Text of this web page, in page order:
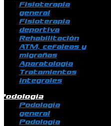
Fisioterapia
general
Fisioterapia
deportiva
Rehabilitación
ATM, cefaleas y
migrañas
Aparatología
Tratamientos
integrales
Podología
general
Podología